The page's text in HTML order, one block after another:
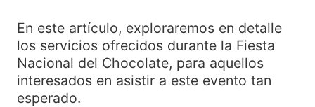
En este artículo, exploraremos en detalle
los servicios ofrecidos durante la Fiesta
Nacional del Chocolate, para aquellos
interesados en asistir a este evento tan
esperado.